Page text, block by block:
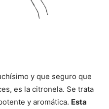
y que seguro que
es la citronela. Se trata
y aromática. Esta